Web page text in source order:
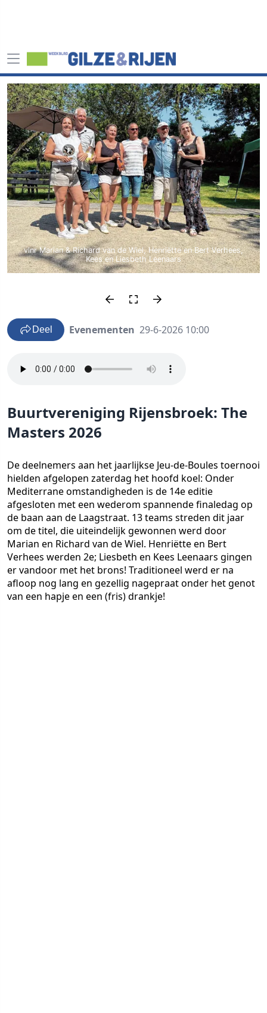
vlnr Marian & Richard van de Wiel, Henriëtte en Bert Verhees,
Kees en Liesbeth Leenaars
Deel Evenementen 29-6-2026 10:00
Buurtvereniging Rijensbroek: The
Masters 2026
De deelnemers aan het jaarlijkse Jeu-de-Boules toernooi
hielden afgelopen zaterdag het hoofd koel: Onder
Mediterrane omstandigheden is de 14e editie
afgesloten met een wederom spannende finaledag op
de baan aan de Laagstraat. 13 teams streden dit jaar
om de titel, die uiteindelijk gewonnen werd door
Marian en Richard van de Wiel. Henriëtte en Bert
Verhees werden 2e; Liesbeth en Kees Leenaars gingen
er vandoor met het brons! Traditioneel werd er na
afloop nog lang en gezellig nagepraat onder het genot
van een hapje en een (fris) drankje!